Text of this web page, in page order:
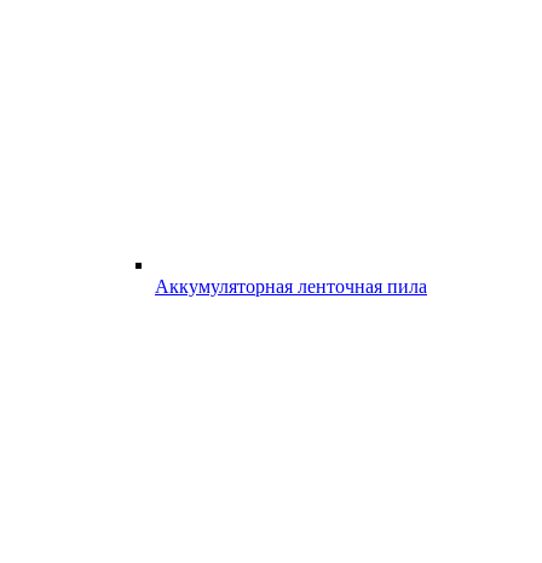
Аккумуляторная ленточная пила